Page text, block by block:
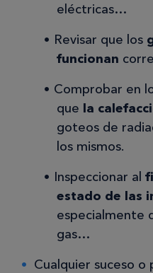
eléctricas…
Revisar que los
funcionan
Comprobar en
que la
goteos de
los mismos.
Inspeccionar al
estado de las
especialmente
gas…
Cualquier suceso